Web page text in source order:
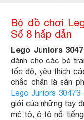
Bộ đồ chơi
Số 8 hấp dẫn
Lego Juniors
dành cho các bé
tốc độ, yêu thích
chắc chắn là sản
Lego Juniors
giới của những tay
mô tô, ô tô nổi